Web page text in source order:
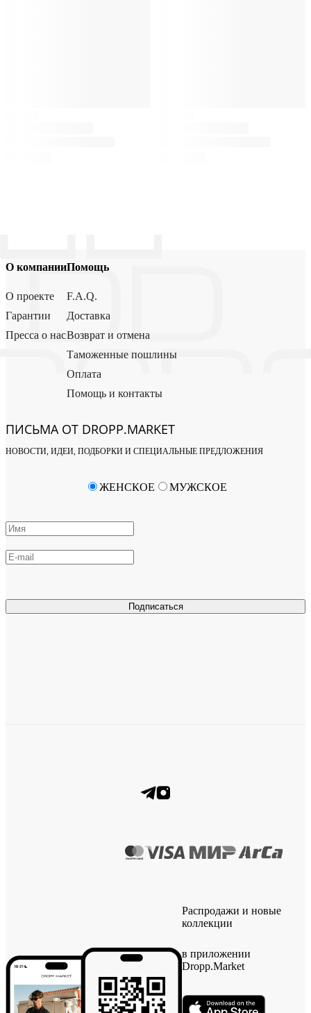
О компании
О проекте
Гарантии
Пресса о нас
Помощь
F.A.Q.
Доставка
Возврат и отмена
Таможенные пошлины
Оплата
Помощь и контакты
ПИСЬМА ОТ DROPP.MARKET
НОВОСТИ, ИДЕИ, ПОДБОРКИ И СПЕЦИАЛЬНЫЕ ПРЕДЛОЖЕНИЯ
Подписаться
ЖЕНСКОЕ МУЖСКОЕ
Распродажи и новые
коллекции
в приложении
Dropp.Market